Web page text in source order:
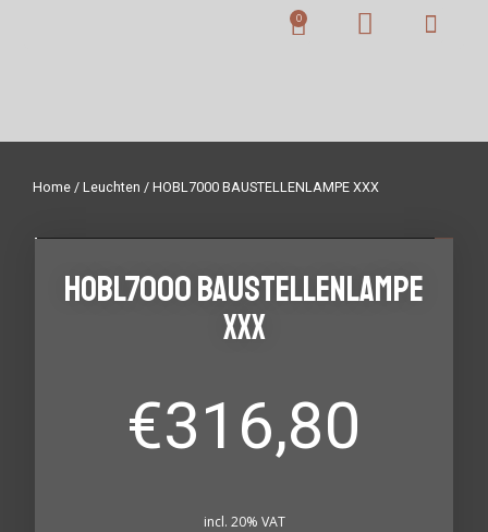
Home / Leuchten / HOBL7000 BAUSTELLENLAMPE XXX
HOBL7000 BAUSTELLENLAMPE
XXX
€316,80
incl. 20% VAT